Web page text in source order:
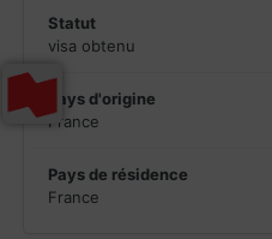
Statut
visa obtenu
Pays d'origine
France
Pays de résidence
France